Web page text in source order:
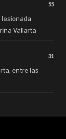
55
lesionada
Vallarta
31
entre las